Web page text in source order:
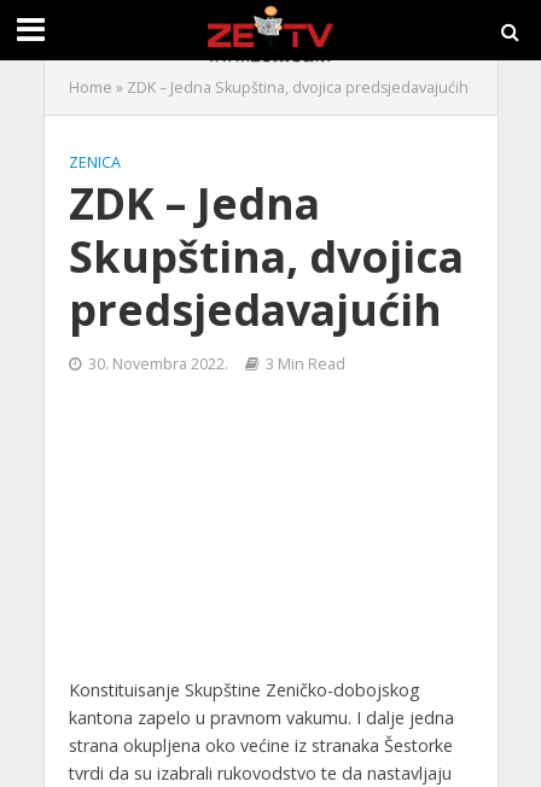
Home » ZDK – Jedna Skupština, dvojica predsjedavajućih
ZENICA
ZDK – Jedna
Skupština, dvojica
predsjedavajućih
30. Novembra 2022. 3 Min Read
Konstituisanje Skupštine Zeničko-dobojskog
kantona zapelo u pravnom vakumu. I dalje jedna
strana okupljena oko većine iz stranaka Šestorke
tvrdi da su izabrali rukovodstvo te da nastavljaju